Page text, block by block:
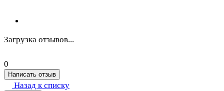
Загрузка отзывов...
0
Написать отзыв
Назад к списку